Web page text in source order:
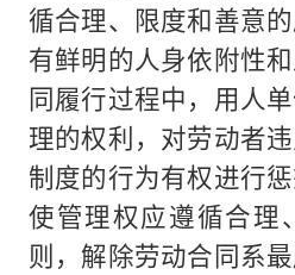
循合理、限度和善意
有鲜明的人身依附性
同履行过程中，用人
理的权利，对劳动者
制度的行为有权进行
使管理权应遵循合理
则，解除劳动合同系